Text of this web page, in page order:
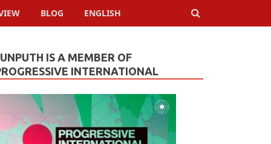
BLOG ENGLISH
IS A MEMBER OF
INTERNATIONAL